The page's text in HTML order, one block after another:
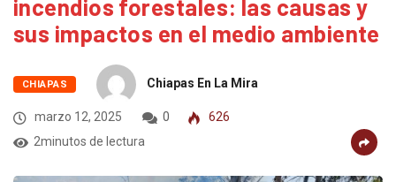
incendios forestales: las causas y
sus impactos en el medio ambiente
CHIAPAS Chiapas En La Mira
marzo 12, 2025 0
626
2minutos de lectura